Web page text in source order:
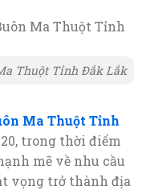
Thuột Tỉnh Đắk Lắk
Ma Thuột Tỉnh
trong thời điểm
mẽ về nhu cầu
vọng trở thành địa